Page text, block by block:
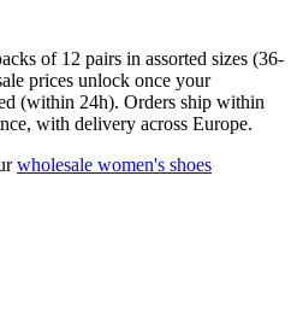
of 12 pairs in assorted sizes (36-
prices unlock once your
(within 24h). Orders ship within
with delivery across Europe.
wholesale women's shoes